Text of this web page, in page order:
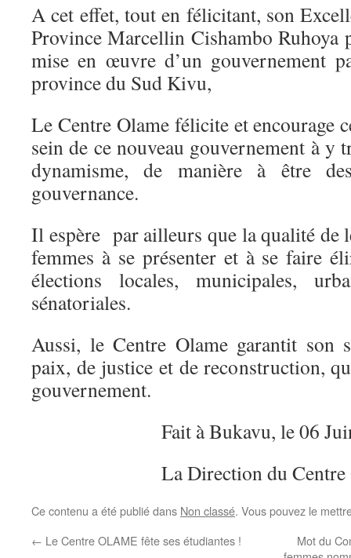
A cet effet, tout en félicitant, son
Province Marcellin Cishambo Ruhoya
mise en œuvre d’un gouvernement
province du Sud Kivu,
Le Centre Olame félicite et encourage
sein de ce nouveau gouvernement à y
dynamisme, de manière à être
gouvernance.
Il espère par ailleurs que la qualité de
femmes à se présenter et à se faire
élections locales, municipales,
sénatoriales.
Aussi, le Centre Olame garantit son
paix, de justice et de reconstruction,
gouvernement.
Fait à Bukavu, le 06
La Direction du Centre
Ce contenu a été publié dans Non classé. Vous pouvez le
← Le Centre OLAME fête ses étudiantes !
Mot du